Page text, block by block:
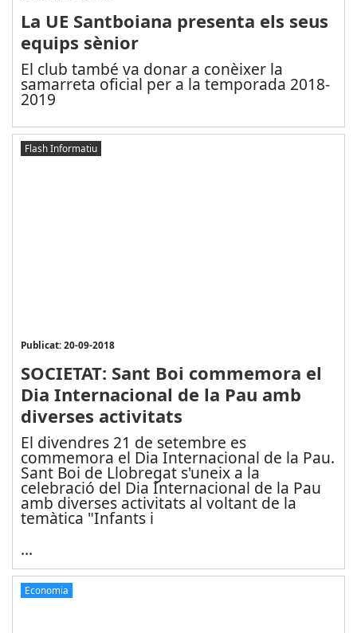
La UE Santboiana presenta els seus
equips sènior
El club també va donar a conèixer la
samarreta oficial per a la temporada 2018-
2019
Flash Informatiu
Publicat: 20-09-2018
SOCIETAT: Sant Boi commemora el
Dia Internacional de la Pau amb
diverses activitats
El divendres 21 de setembre es
commemora el Dia Internacional de la Pau.
Sant Boi de Llobregat s'uneix a la
celebració del Dia Internacional de la Pau
amb diverses activitats al voltant de la
temàtica "Infants i
...
Economia